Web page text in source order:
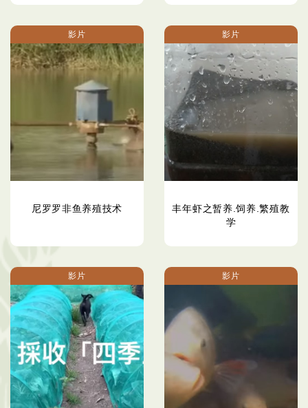
影片
尼罗罗非鱼养殖技术
影片
丰年虾之暂养.饲养.繁殖教
学
影片 影片